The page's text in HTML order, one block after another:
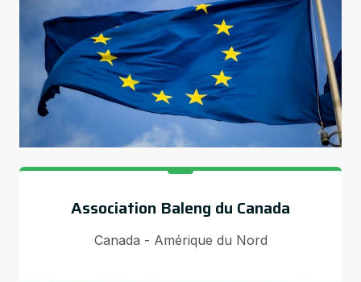
Association Baleng du Canada
Canada - Amérique du Nord